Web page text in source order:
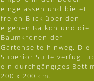
eingelassen und bietet
freien Blick über den
eigenen Balkon und die
Baumkronen der
Gartenseite hinweg. Die
Superior Suite verfügt
ein durchgängiges Bett
200 x 200 cm.